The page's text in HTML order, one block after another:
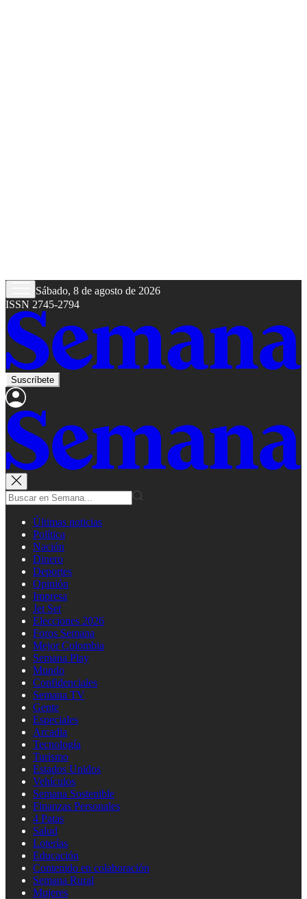
Sábado, 8 de agosto de 2026
ISSN 2745-2794
Suscríbete
Últimas noticias
Política
Nación
Dinero
Deportes
Opinión
Impresa
Jet Set
Elecciones 2026
Foros Semana
Mejor Colombia
Semana Play
Mundo
Confidenciales
Semana TV
Gente
Especiales
Arcadia
Tecnología
Turismo
Estados Unidos
Vehículos
Semana Sostenible
Finanzas Personales
4 Patas
Salud
Loterías
Educación
Contenido en colaboración
Semana Rural
Mujeres